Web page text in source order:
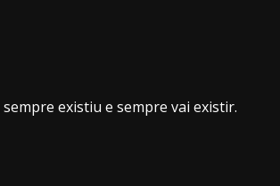
existiu e sempre vai existir.